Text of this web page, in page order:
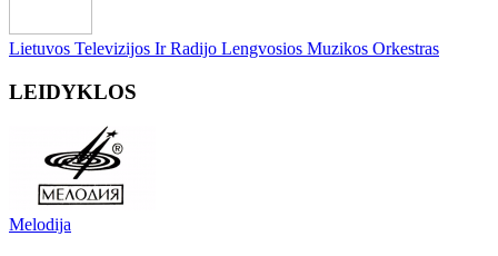
Lietuvos Televizijos Ir Radijo Lengvosios Muzikos Orkestras
LEIDYKLOS
Melodija